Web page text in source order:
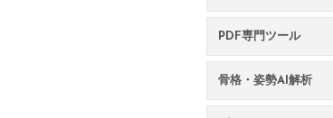
PDF専門ツール
骨格・姿勢AI解析